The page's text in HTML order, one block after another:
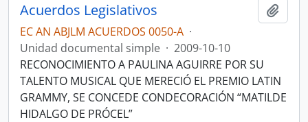
Acuerdos Legislativos
EC AN ABJLM ACUERDOS 0050-A ·
Unidad documental simple · 2009-10-10
RECONOCIMIENTO A PAULINA AGUIRRE POR SU
TALENTO MUSICAL QUE MERECIÓ EL PREMIO LATIN
GRAMMY, SE CONCEDE CONDECORACIÓN “MATILDE
HIDALGO DE PRÓCEL”